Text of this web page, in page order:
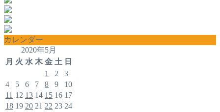
カレンダー
2020年5月
月 火 水 木 金 土 日
1
2
3
4
5 6 7 8 9
10
11 12 13 14 15 16 17
18 19 20 21 22 23 24